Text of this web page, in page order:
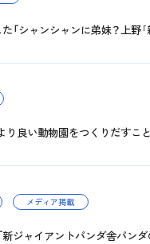
「シャンシャンに弟妹？上野｢
り良い動物園をつくりだすこ
メディア掲載
ジャイアントパンダ舎パンダ